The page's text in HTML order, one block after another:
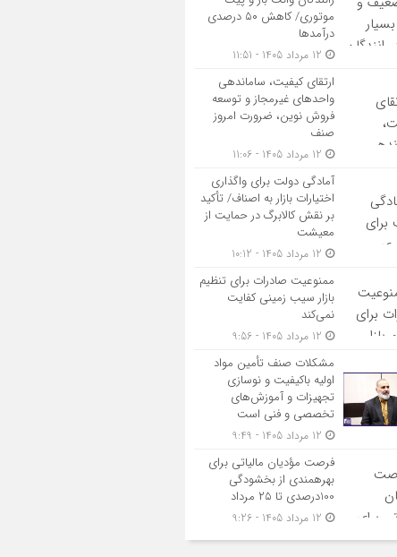
موتوری/ کاهش ۵۰ درصدی
درآمدها
ارتقای کیفیت، ساماندهی
واحدهای غیرمجاز و توسعه
فروش نوین، ضرورت امروز
صنف
آمادگی دولت برای واگذاری
اختیارات بازار به اصناف/ تأکید
بر نقش کالابرگ در حمایت از
معیشت
ممنوعیت صادرات برای تنظیم
بازار سیب زمینی کفایت
نمی‌کند
مشکلات صنف تأمین مواد
اولیه باکیفیت و نوسازی
تجهیزات و آموزش‌های
تخصصی و فنی است
فرصت مؤدیان مالیاتی برای
بهره‎مندی از بخشودگی
100درصدی تا ۲۵ مرداد